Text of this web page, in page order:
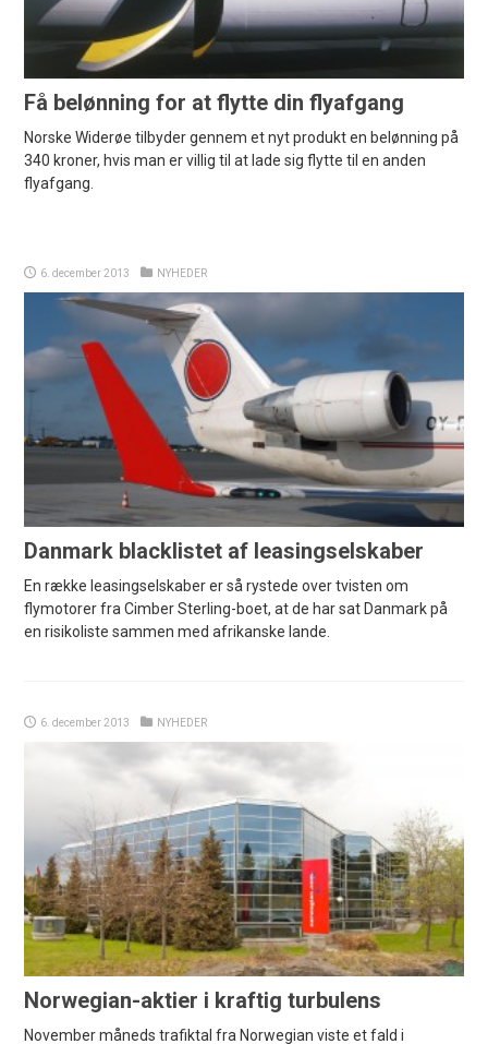
Få belønning for at flytte din flyafgang
Norske Widerøe tilbyder gennem et nyt produkt en belønning på
340 kroner, hvis man er villig til at lade sig flytte til en anden
flyafgang.
6. december 2013 NYHEDER
Danmark blacklistet af leasingselskaber
En række leasingselskaber er så rystede over tvisten om
flymotorer fra Cimber Sterling-boet, at de har sat Danmark på
en risikoliste sammen med afrikanske lande.
6. december 2013 NYHEDER
Norwegian-aktier i kraftig turbulens
November måneds trafiktal fra Norwegian viste et fald i